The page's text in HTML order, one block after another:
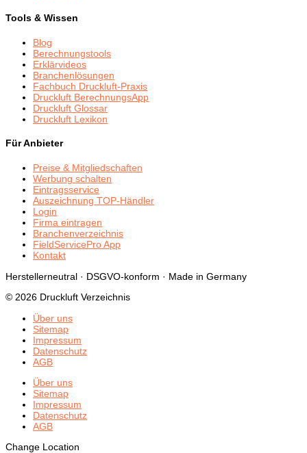
Tools & Wissen
Blog
Berechnungstools
Erklärvideos
Branchenlösungen
Fachbuch Druckluft-Praxis
Druckluft BerechnungsApp
Druckluft Glossar
Druckluft Lexikon
Für Anbieter
Preise & Mitgliedschaften
Werbung schalten
Eintragsservice
Auszeichnung TOP-Händler
Login
Firma eintragen
Branchenverzeichnis
FieldServicePro App
Kontakt
Herstellerneutral · DSGVO-konform · Made in Germany
© 2026 Druckluft Verzeichnis
Über uns
Sitemap
Impressum
Datenschutz
AGB
Über uns
Sitemap
Impressum
Datenschutz
AGB
Change Location